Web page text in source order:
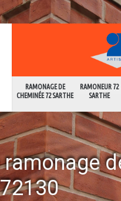
RAMONAGE DE
CHEMINÉE 72 SARTHE
RAMONEUR 72
SARTHE